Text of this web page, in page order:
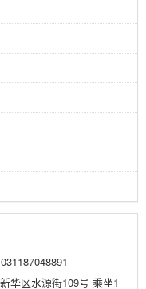
华区水源街109号 乘坐1